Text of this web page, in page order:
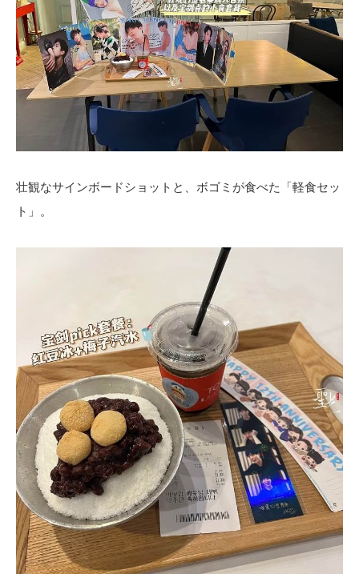
壮観なサインボードショットと、ボゴミが食べた「軽食セッ
ト」。